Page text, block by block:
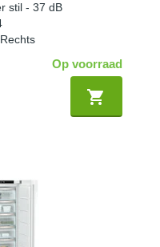
stil - 37 dB
Rechts
Op voorraad